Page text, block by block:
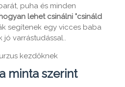
puha és minden
lehet csinálni "csináld
segítenek egy vicces baba
jó varrástudással..
kezdőknek
minta szerint